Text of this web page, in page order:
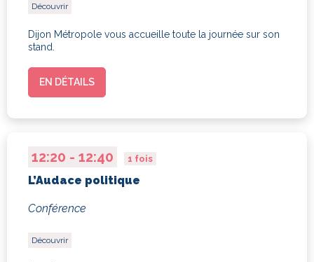
Découvrir
Dijon Métropole vous accueille toute la journée sur son
stand.
EN DÉTAILS
12:20 - 12:40 1 fois
L’Audace politique
Conférence
Découvrir